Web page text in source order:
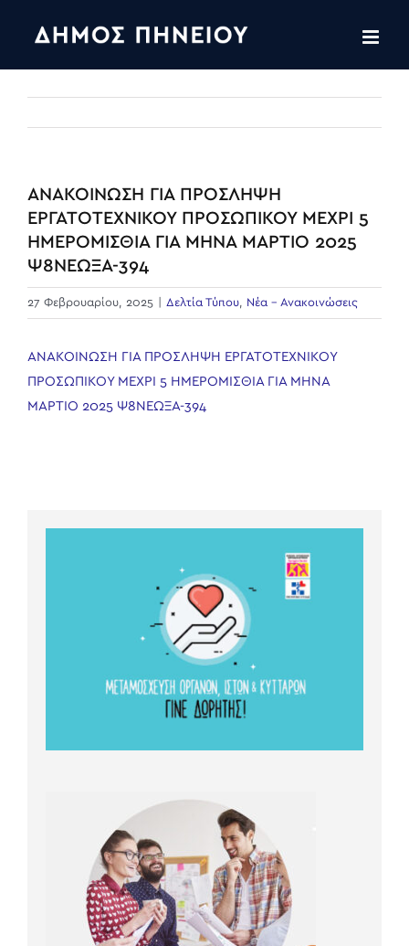
ΑΝΑΚΟΙΝΩΣΗ ΓΙΑ ΠΡΟΣΛΗΨΗ
ΕΡΓΑΤΟΤΕΧΝΙΚΟΥ ΠΡΟΣΩΠΙΚΟΥ ΜΕΧΡΙ 5
ΗΜΕΡΟΜΙΣΘΙΑ ΓΙΑ ΜΗΝΑ ΜΑΡΤΙΟ 2025
Ψ8ΝΕΩΞΑ-394
27 Φεβρουαρίου, 2025 Δελτία Τύπου, Νέα - Ανακοινώσεις
ΑΝΑΚΟΙΝΩΣΗ ΓΙΑ ΠΡΟΣΛΗΨΗ ΕΡΓΑΤΟΤΕΧΝΙΚΟΥ
ΠΡΟΣΩΠΙΚΟΥ ΜΕΧΡΙ 5 ΗΜΕΡΟΜΙΣΘΙΑ ΓΙΑ ΜΗΝΑ
ΜΑΡΤΙΟ 2025 Ψ8ΝΕΩΞΑ-394